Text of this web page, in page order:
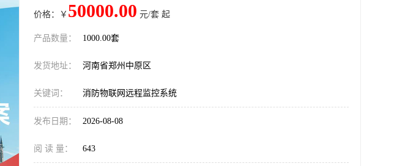
价格：￥ 50000.00 元/套 起
产品数量： 1000.00套
发货地址： 河南省郑州中原区
关键词： 消防物联网远程监控系统
发布日期： 2026-08-08
阅 读 量： 643